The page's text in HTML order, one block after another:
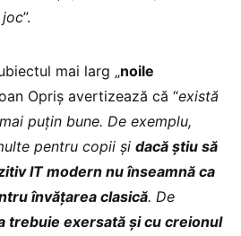
joc”.
mai larg „noile
Opriș avertizează că “există
puțin bune. De exemplu,
pentru copii și dacă știu să
IT modern nu înseamnă ca
învățarea clasică. De
trebuie exersată și cu creionul